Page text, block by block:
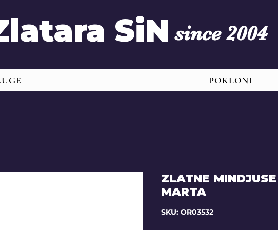
SiN since 2004
POKLONI
ZLATNE
MARTA
SKU: OR03532